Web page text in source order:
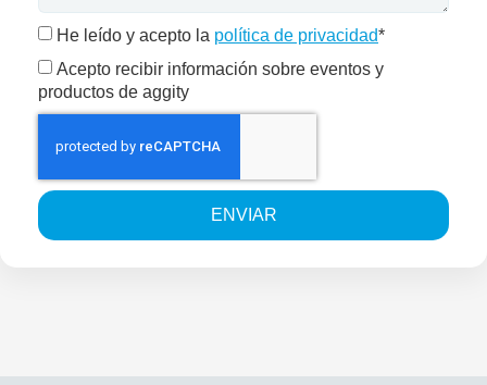
He leído y acepto la política de privacidad*
Acepto recibir información sobre eventos y
productos de aggity
ENVIAR